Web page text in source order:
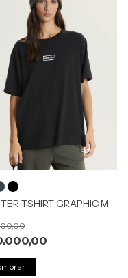
TSHIRT GRAPHIC M